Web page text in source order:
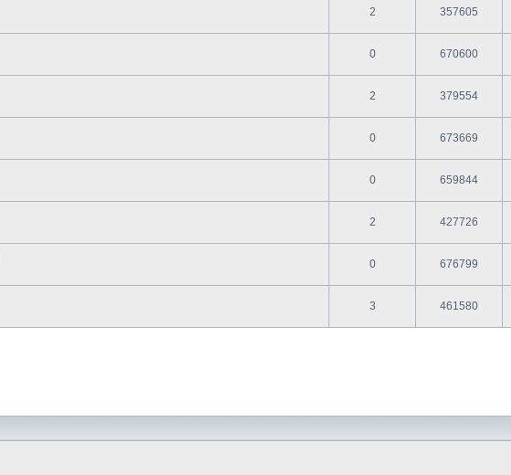
2 357605
0 670600
2 379554
0 673669
0 659844
2 427726
0 676799
3 461580